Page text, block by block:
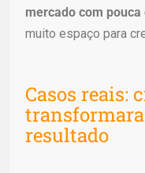
mercado com
muito espaço para
Casos reais:
resultado